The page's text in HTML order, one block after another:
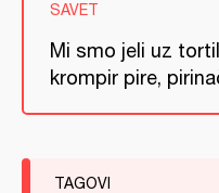
SAVET
Mi smo jeli uz
krompir pire,
TAGOVI